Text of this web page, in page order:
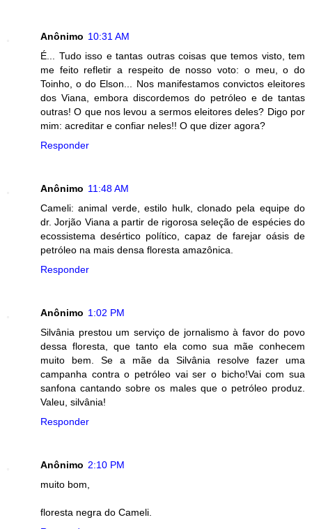
Anônimo 10:31 AM
É... Tudo isso e tantas outras coisas que temos visto, tem
me feito refletir a respeito de nosso voto: o meu, o do
Toinho, o do Elson... Nos manifestamos convictos eleitores
dos Viana, embora discordemos do petróleo e de tantas
outras! O que nos levou a sermos eleitores deles? Digo por
mim: acreditar e confiar neles!! O que dizer agora?
Responder
Anônimo 11:48 AM
Cameli: animal verde, estilo hulk, clonado pela equipe do
dr. Jorjão Viana a partir de rigorosa seleção de espécies do
ecossistema desértico político, capaz de farejar oásis de
petróleo na mais densa floresta amazônica.
Responder
Anônimo 1:02 PM
Silvânia prestou um serviço de jornalismo à favor do povo
dessa floresta, que tanto ela como sua mãe conhecem
muito bem. Se a mãe da Silvânia resolve fazer uma
campanha contra o petróleo vai ser o bicho!Vai com sua
sanfona cantando sobre os males que o petróleo produz.
Valeu, silvânia!
Responder
Anônimo 2:10 PM
muito bom,
floresta negra do Cameli.